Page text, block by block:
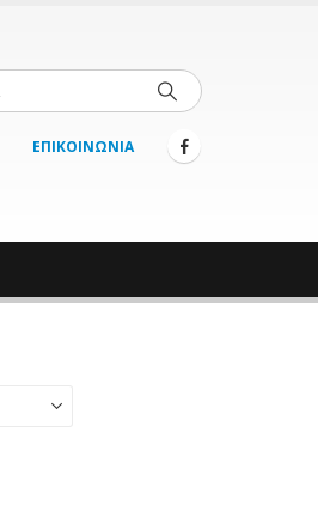
ΕΠΙΚΟΙΝΩΝΊΑ